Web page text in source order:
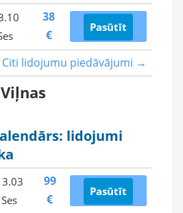
Citi lidojumu piedāvājumi →
38
€
Pasūtīt
lidojumi
Ses
99
€
Pasūtīt